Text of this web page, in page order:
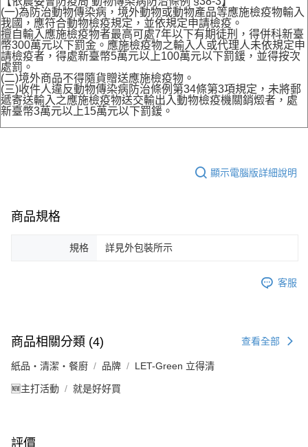
(一)為防治動物傳染病，境外動物或動物產品等應施檢疫物輸入
我國，應符合動物檢疫規定，並依規定申請檢疫。
擅自輸入應施檢疫物者最高可處7年以下有期徒刑，得併科新臺
幣300萬元以下罰金。應施檢疫物之輸入人或代理人未依規定申
請檢疫者，得處新臺幣5萬元以上100萬元以下罰鍰，並得按次
處罰。
(二)境外商品不得隨貨贈送應施檢疫物。
(三)收件人違反動物傳染病防治條例第34條第3項規定，未將郵
遞寄送輸入之應施檢疫物送交輸出入動物檢疫機關銷燬者，處
新臺幣3萬元以上15萬元以下罰鍰。
顯示電腦版詳細說明
商品規格
規格 詳見外包裝所示
客服
商品相關分類 (4) 查看全部
紙品・清潔・餐廚 品牌 LET-Green 立得清
🆕主打活動 就是好好買
評價